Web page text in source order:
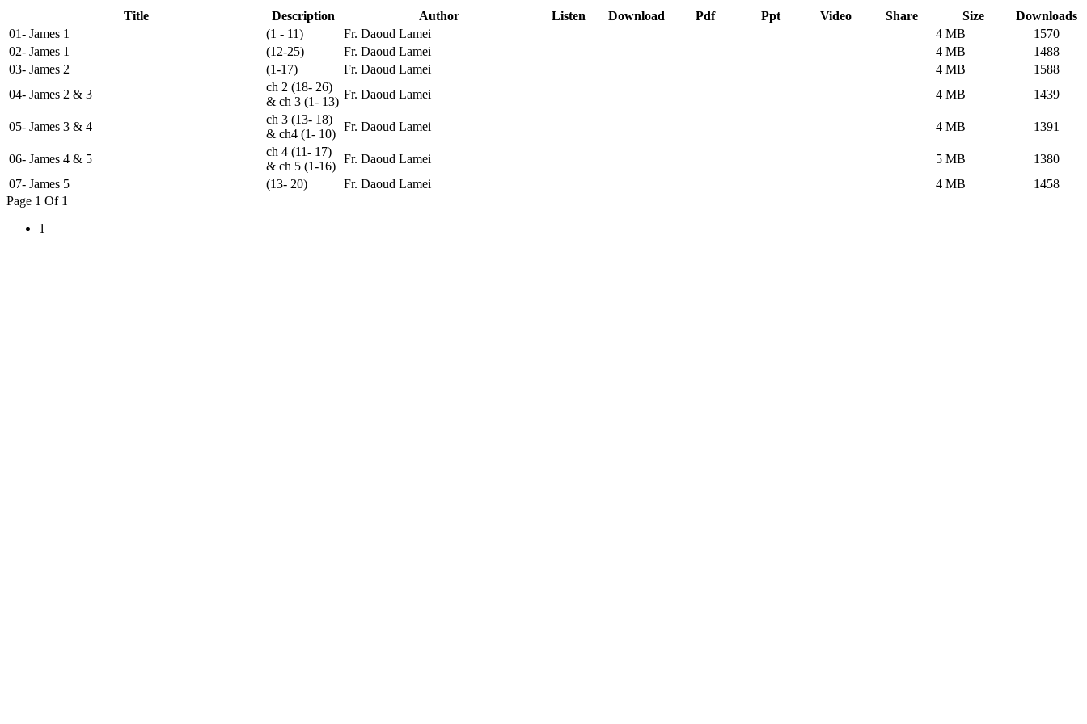
Title Description Author Listen Download Pdf Ppt Video Share Size
Downloads
01- James 1
(1 - 11) Fr. Daoud Lamei 4 MB
1570
02- James 1
(12-25) Fr. Daoud Lamei 4 MB
1488
03- James 2
(1-17) Fr. Daoud Lamei 4 MB
1588
04- James 2 & 3
ch 2 (18- 26)
& ch 3 (1- 13)
Fr. Daoud Lamei 4 MB 1439
05- James 3 & 4
ch 3 (13- 18)
& ch4 (1- 10)
Fr. Daoud Lamei 4 MB 1391
06- James 4 & 5
ch 4 (11- 17)
& ch 5 (1-16)
Fr. Daoud Lamei 5 MB
1380
07- James 5
(13- 20) Fr. Daoud Lamei 4 MB
1458
Page 1 Of 1
1